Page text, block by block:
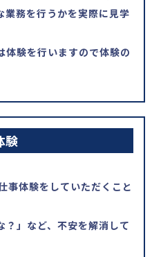
業務を行うかを実際に見学
体験を行いますので体験の
験
事体験をしていただくこと
？」など、不安を解消して